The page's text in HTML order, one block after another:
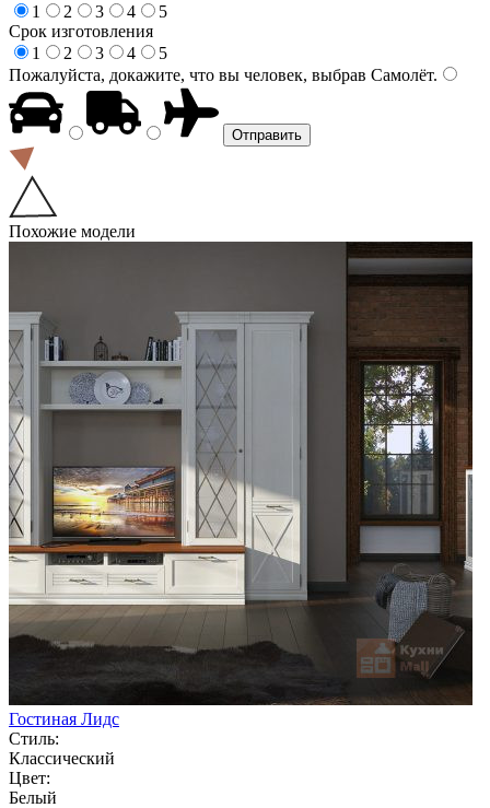
1
2 3 4
5
Срок изготовления
1
2 3 4
5
Пожалуйста, докажите, что вы человек, выбрав Самолёт.
Похожие модели
Гостиная Лидс
Стиль:
Классический
Цвет:
Белый